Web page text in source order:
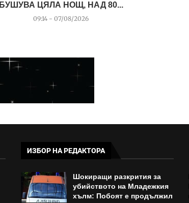
БУШУВА ЦЯЛА НОЩ, НАД 80...
09:14 - 07/08/2026
ИЗБОР НА РЕДАКТОРА
Шокиращи разкрития за
убийството на Младежкия
хълм: Побоят е продължил